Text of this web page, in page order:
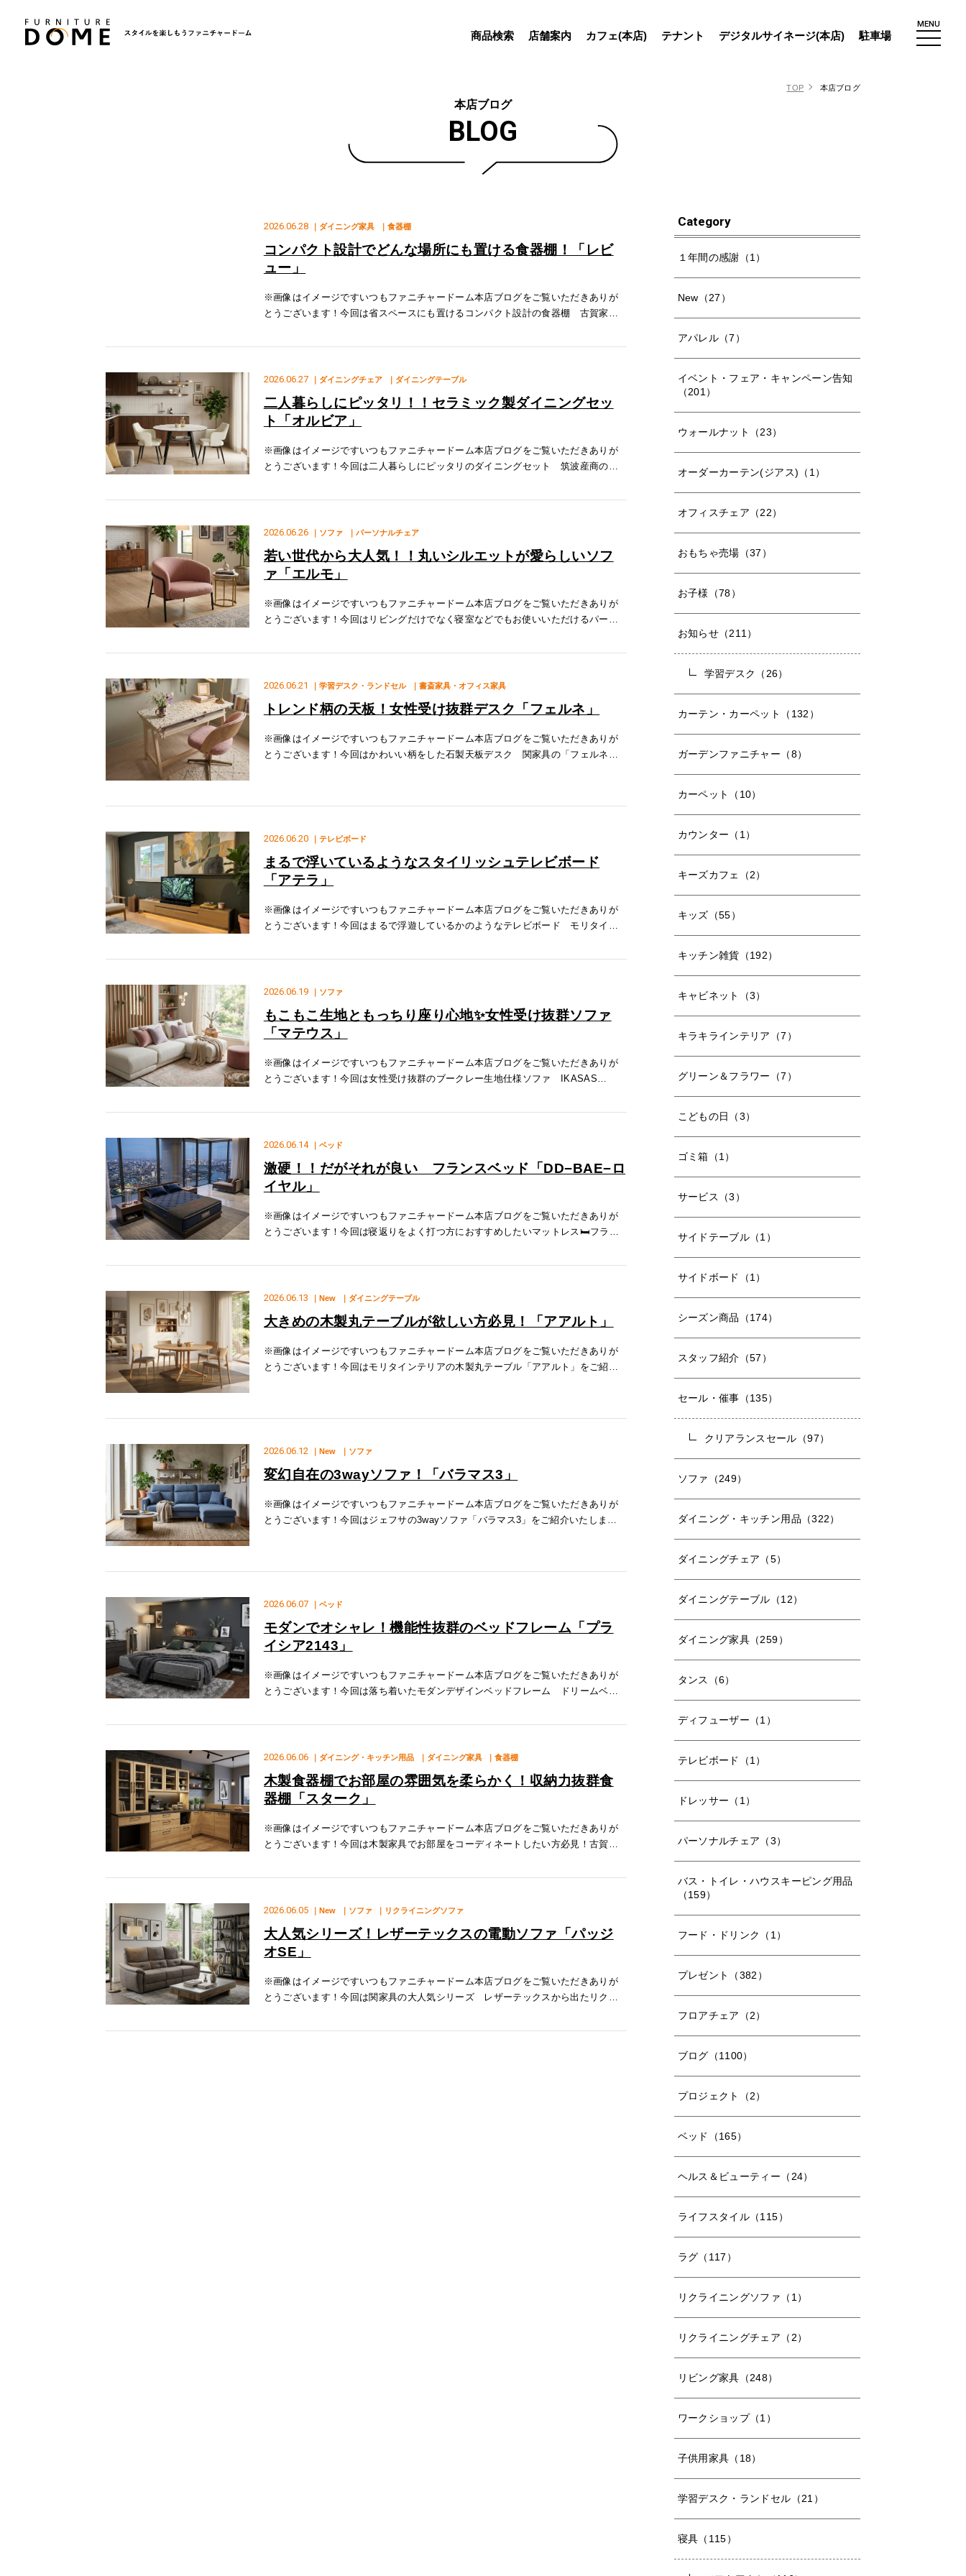
商品検索 店舗案内 カフェ(本店) テナント デジタルサイネージ(本店) 駐車場
MENU
TOP 本店ブログ
本店ブログ
BLOG
2026.06.28 ｜ダイニング家具 ｜食器棚
コンパクト設計でどんな場所にも置ける食器棚！「レビ
ュー」
※画像はイメージですいつもファニチャードーム本店ブログをご覧いただきありが
とうございます！今回は省スペースにも置けるコンパクト設計の食器棚 古賀家具
の収納がござい
2026.06.27 ｜ダイニングチェア ｜ダイニングテーブル
二人暮らしにピッタリ！！セラミック製ダイニングセッ
ト「オルビア」
※画像はイメージですいつもファニチャードーム本店ブログをご覧いただきありが
とうございます！今回は二人暮らしにピッタリのダイニングセット 筑波産商の
板は熱やキズに強い
2026.06.26 ｜ソファ ｜パーソナルチェア
若い世代から大人気！！丸いシルエットが愛らしいソフ
ァ「エルモ」
※画像はイメージですいつもファニチャードーム本店ブログをご覧いただきありが
とうございます！今回はリビングだけでなく寝室などでもお使いいただけるパーソ
れるよう
2026.06.21 ｜学習デスク・ランドセル ｜書斎家具・オフィス家具
トレンド柄の天板！女性受け抜群デスク「フェルネ」
※画像はイメージですいつもファニチャードーム本店ブログをご覧いただきありが
とうございます！今回はかわいい柄をした石製天板デスク 関家具の「フェルネ」
2026.06.20 ｜テレビボード
まるで浮いているようなスタイリッシュテレビボード
「アテラ」
※画像はイメージですいつもファニチャードーム本店ブログをご覧いただきありが
とうございます！今回はまるで浮遊しているかのようなテレビボード モリタイン
扉に4mmの強化
2026.06.19 ｜ソファ
もこもこ生地ともっちり座り心地✨女性受け抜群ソファ
「マテウス」
※画像はイメージですいつもファニチャードーム本店ブログをご覧いただきありが
とうございます！今回は女性受け抜群のブークレー生地仕様ソファ IKASAS
テウスの張
2026.06.14 ｜ベッド
激硬！！だがそれが良い フランスベッド「DD−BAE−ロ
イヤル」
※画像はイメージですいつもファニチャードーム本店ブログをご覧いただきありが
とうございます！今回は寝返りをよく打つ方におすすめしたいマットレス🛏フラン
像はイメージ
2026.06.13 ｜New ｜ダイニングテーブル
大きめの木製丸テーブルが欲しい方必見！「アアルト」
※画像はイメージですいつもファニチャードーム本店ブログをご覧いただきありが
とうございます！今回はモリタインテリアの木製丸テーブル「アアルト」をご紹介
2026.06.12 ｜New ｜ソファ
変幻自在の3wayソファ！「バラマス3」
※画像はイメージですいつもファニチャードーム本店ブログをご覧いただきありが
とうございます！今回はジェフサの3wayソファ「バラマス3」をご紹介いたしま
2026.06.07 ｜ベッド
モダンでオシャレ！機能性抜群のベッドフレーム「プラ
イシア2143」
※画像はイメージですいつもファニチャードーム本店ブログをご覧いただきありが
とうございます！今回は落ち着いたモダンデザインベッドフレーム ドリームベッ
はイメージで
2026.06.06 ｜ダイニング・キッチン用品 ｜ダイニング家具 ｜食器棚
木製食器棚でお部屋の雰囲気を柔らかく！収納力抜群食
器棚「スターク」
※画像はイメージですいつもファニチャードーム本店ブログをご覧いただきありが
とうございます！今回は木製家具でお部屋をコーディネートしたい方必見！古賀家
は熱や汚れに強く
2026.06.05 ｜New ｜ソファ ｜リクライニングソファ
大人気シリーズ！レザーテックスの電動ソファ「パッジ
オSE」
※画像はイメージですいつもファニチャードーム本店ブログをご覧いただきありが
とうございます！今回は関家具の大人気シリーズ レザーテックスから出たリクラ
パッジオはレザ
Category
１年間の感謝（1）
New（27）
アパレル（7）
イベント・フェア・キャンペーン告知
（201）
ウォールナット（23）
オーダーカーテン(ジアス)（1）
オフィスチェア（22）
おもちゃ売場（37）
お子様（78）
お知らせ（211）
学習デスク（26）
カーテン・カーペット（132）
ガーデンファニチャー（8）
カーペット（10）
カウンター（1）
キーズカフェ（2）
キッズ（55）
キッチン雑貨（192）
キャビネット（3）
キラキラインテリア（7）
グリーン＆フラワー（7）
こどもの日（3）
ゴミ箱（1）
サービス（3）
サイドテーブル（1）
サイドボード（1）
シーズン商品（174）
スタッフ紹介（57）
セール・催事（135）
クリアランスセール（97）
ソファ（249）
ダイニング・キッチン用品（322）
ダイニングチェア（5）
ダイニングテーブル（12）
ダイニング家具（259）
タンス（6）
ディフューザー（1）
テレビボード（1）
ドレッサー（1）
パーソナルチェア（3）
バス・トイレ・ハウスキーピング用品
（159）
フード・ドリンク（1）
プレゼント（382）
フロアチェア（2）
ブログ（1100）
プロジェクト（2）
ベッド（165）
ヘルス＆ビューティー（24）
ライフスタイル（115）
ラグ（117）
リクライニングソファ（1）
リクライニングチェア（2）
リビング家具（248）
ワークショップ（1）
子供用家具（18）
学習デスク・ランドセル（21）
寝具（115）